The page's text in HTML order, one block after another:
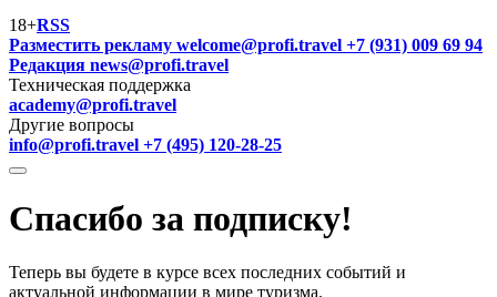
18+RSS
Разместить рекламу welcome@profi.travel +7 (931) 009 69 94
Редакция news@profi.travel
Техническая поддержка
academy@profi.travel
Другие вопросы
info@profi.travel +7 (495) 120-28-25
Спасибо за подписку!
Теперь вы будете в курсе всех последних событий и
актуальной информации в мире туризма.